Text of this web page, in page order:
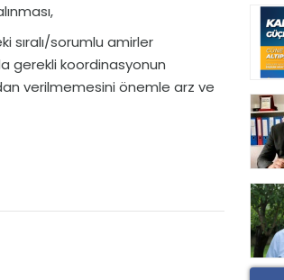
sıralı/sorumlu amirler
gerekli koordinasyonun
verilmemesini önemle arz ve